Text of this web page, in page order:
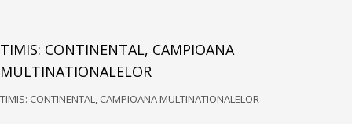
TIMIS: CONTINENTAL, CAMPIOANA
MULTINATIONALELOR
TIMIS: CONTINENTAL, CAMPIOANA MULTINATIONALELOR